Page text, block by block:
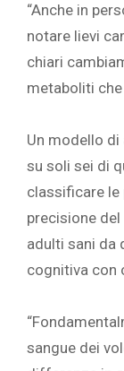
“Anche in
notare lievi
chiari
metaboliti
Un modello
su soli sei di
classificare le
precisione
adulti sani da
cognitiva con
sangue dei